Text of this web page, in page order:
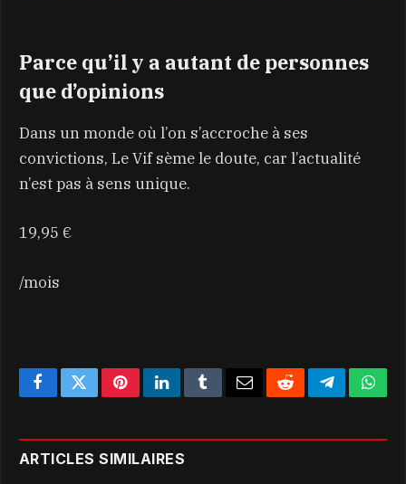
Parce qu’il y a autant de personnes
que d’opinions
Dans un monde où l’on s’accroche à ses
convictions, Le Vif sème le doute, car l’actualité
n’est pas à sens unique.
19,95 €
/mois
FacebookTwitterPinterestLinkedInTumblrEmailRedditTelegram
ARTICLES SIMILAIRES